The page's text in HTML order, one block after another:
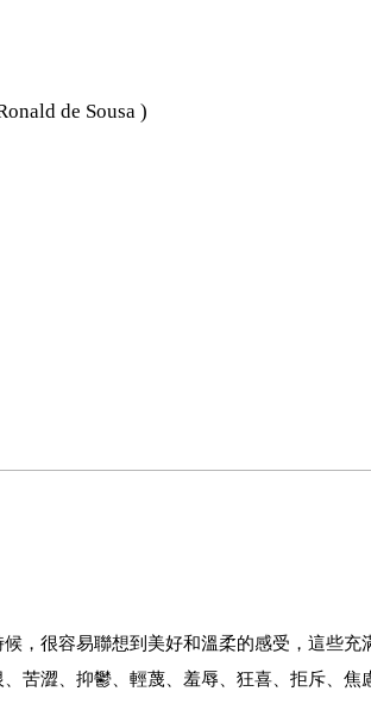
de Sousa )
，很容易聯想到美好和溫柔的感受，這些充
苦澀、抑鬱、輕蔑、羞辱、狂喜、拒斥、焦